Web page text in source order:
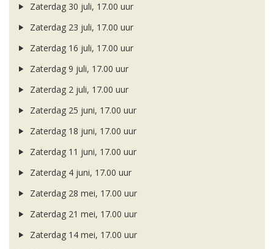
Zaterdag 30 juli, 17.00 uur
Zaterdag 23 juli, 17.00 uur
Zaterdag 16 juli, 17.00 uur
Zaterdag 9 juli, 17.00 uur
Zaterdag 2 juli, 17.00 uur
Zaterdag 25 juni, 17.00 uur
Zaterdag 18 juni, 17.00 uur
Zaterdag 11 juni, 17.00 uur
Zaterdag 4 juni, 17.00 uur
Zaterdag 28 mei, 17.00 uur
Zaterdag 21 mei, 17.00 uur
Zaterdag 14 mei, 17.00 uur